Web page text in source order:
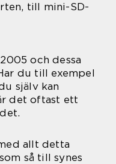
till mini-SD-
och dessa
du till exempel
själv kan
det oftast ett
allt detta
så till synes